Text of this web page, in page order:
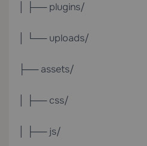
│ ├── plugins/
│ └── uploads/
├── assets/
│ ├── css/
│ ├── js/